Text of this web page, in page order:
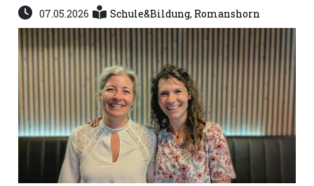
Erlebnisführer
App
Romanshorn:
07.05.2026 Schule&Bildung, Romanshorn